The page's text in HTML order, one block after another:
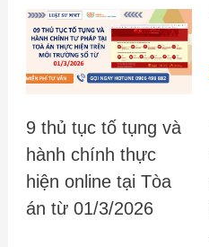
9 thủ tục tố tụng và
hành chính thực
hiện online tại Tòa
án từ 01/3/2026